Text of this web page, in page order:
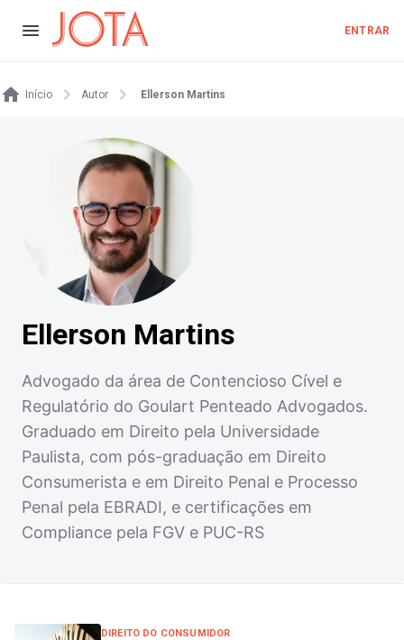
ENTRAR
Início Autor Ellerson Martins
Ellerson Martins
Advogado da área de Contencioso Cível e
Regulatório do Goulart Penteado Advogados.
Graduado em Direito pela Universidade
Paulista, com pós-graduação em Direito
Consumerista e em Direito Penal e Processo
Penal pela EBRADI, e certificações em
Compliance pela FGV e PUC-RS
DIREITO DO CONSUMIDOR